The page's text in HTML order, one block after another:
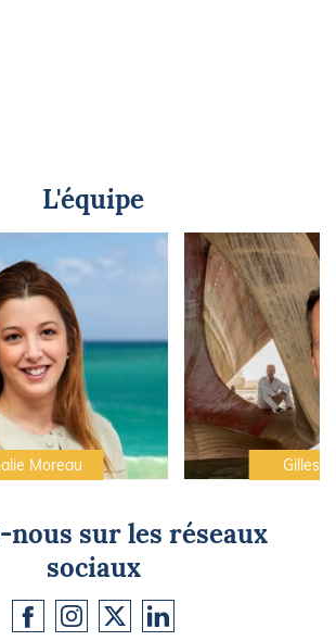
L'équipe
Moreau Gilles
nous sur les réseaux
sociaux